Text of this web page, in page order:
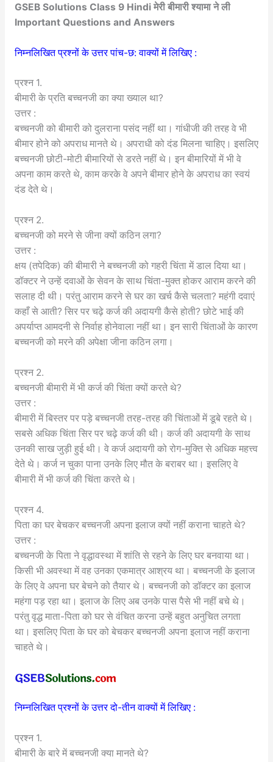
GSEB Solutions Class 9 Hindi मेरी बीमारी श्यामा ने ली
Important Questions and Answers
निम्नलिखित प्रश्नों के उत्तर पांच-छ: वाक्यों में लिखिए :
प्रश्न 1.
बीमारी के प्रति बच्चनजी का क्या ख्याल था?
उत्तर :
बच्चनजी को बीमारी को दुलराना पसंद नहीं था। गांधीजी की तरह वे भी
बीमार होने को अपराध मानते थे। अपराधी को दंड मिलना चाहिए। इसलिए
बच्चनजी छोटी-मोटी बीमारियों से डरते नहीं थे। इन बीमारियों में भी वे
अपना काम करते थे, काम करके वे अपने बीमार होने के अपराध का स्वयं
दंड देते थे।
प्रश्न 2.
बच्चनजी को मरने से जीना क्यों कठिन लगा?
उत्तर :
क्षय (तपेदिक) की बीमारी ने बच्चनजी को गहरी चिंता में डाल दिया था।
डॉक्टर ने उन्हें दवाओं के सेवन के साथ चिंता-मुक्त होकर आराम करने की
सलाह दी थी। परंतु आराम करने से घर का खर्च कैसे चलता? महंगी दवाएं
कहाँ से आती? सिर पर चढ़े कर्ज की अदायगी कैसे होती? छोटे भाई की
अपर्याप्त आमदनी से निर्वाह होनेवाला नहीं था। इन सारी चिंताओं के कारण
बच्चनजी को मरने की अपेक्षा जीना कठिन लगा।
प्रश्न 2.
बच्चनजी बीमारी में भी कर्ज की चिंता क्यों करते थे?
उत्तर :
बीमारी में बिस्तर पर पड़े बच्चनजी तरह-तरह की चिंताओं में डूबे रहते थे।
सबसे अधिक चिंता सिर पर चढ़े कर्ज की थी। कर्ज की अदायगी के साथ
उनकी साख जुड़ी हुई थी। वे कर्ज अदायगी को रोग-मुक्ति से अधिक महत्त्व
देते थे। कर्ज न चुका पाना उनके लिए मौत के बराबर था। इसलिए वे
बीमारी में भी कर्ज की चिंता करते थे।
प्रश्न 4.
पिता का घर बेचकर बच्चनजी अपना इलाज क्यों नहीं कराना चाहते थे?
उत्तर :
बच्चनजी के पिता ने वृद्धावस्था में शांति से रहने के लिए घर बनवाया था।
किसी भी अवस्था में वह उनका एकमात्र आश्रय था। बच्चनजी के इलाज
के लिए वे अपना घर बेचने को तैयार थे। बच्चनजी को डॉक्टर का इलाज
महंगा पड़ रहा था। इलाज के लिए अब उनके पास पैसे भी नहीं बचे थे।
परंतु वृद्ध माता-पिता को घर से वंचित करना उन्हें बहुत अनुचित लगता
था। इसलिए पिता के घर को बेचकर बच्चनजी अपना इलाज नहीं कराना
चाहते थे।
निम्नलिखित प्रश्नों के उत्तर दो-तीन वाक्यों में लिखिए :
प्रश्न 1.
बीमारी के बारे में बच्चनजी क्या मानते थे?